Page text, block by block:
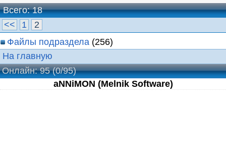
Всего: 18
<<
1
2
Файлы подраздела (256)
На главную
Онлайн: 95(0/95)
aNNiMON (Melnik Software)